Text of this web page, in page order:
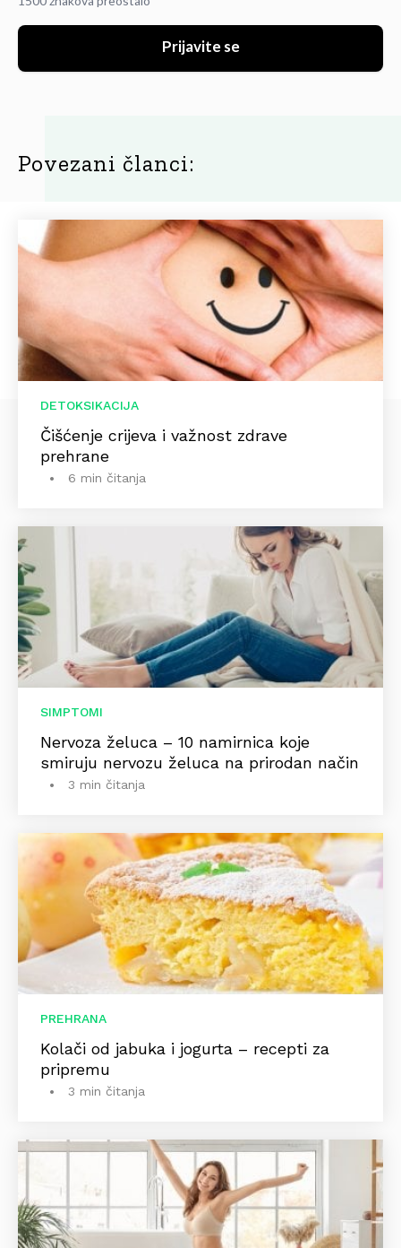
Prijavite se
Povezani članci:
DETOKSIKACIJA
Čišćenje crijeva i važnost zdrave
prehrane
6 min čitanja
SIMPTOMI
Nervoza želuca – 10 namirnica koje
smiruju nervozu želuca na prirodan način
3 min čitanja
PREHRANA
Kolači od jabuka i jogurta – recepti za
pripremu
3 min čitanja